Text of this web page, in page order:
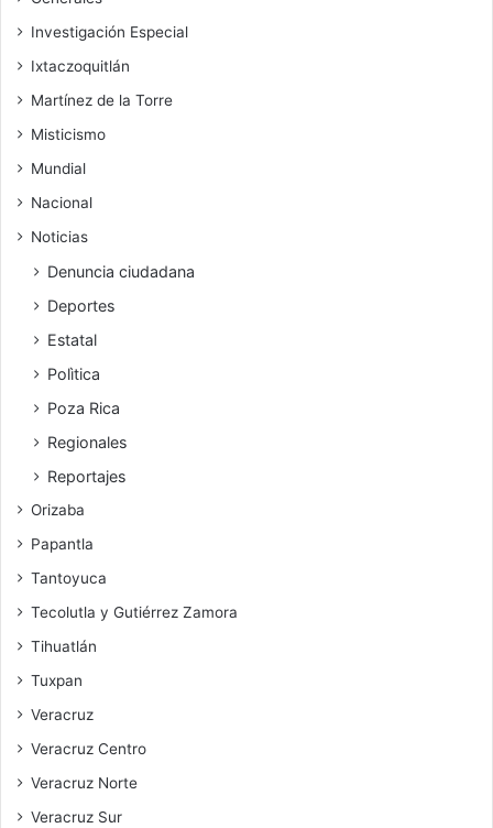
Investigación Especial
Ixtaczoquitlán
Martínez de la Torre
Misticismo
Mundial
Nacional
Noticias
Denuncia ciudadana
Deportes
Estatal
Polìtica
Poza Rica
Regionales
Reportajes
Orizaba
Papantla
Tantoyuca
Tecolutla y Gutiérrez Zamora
Tihuatlán
Tuxpan
Veracruz
Veracruz Centro
Veracruz Norte
Veracruz Sur